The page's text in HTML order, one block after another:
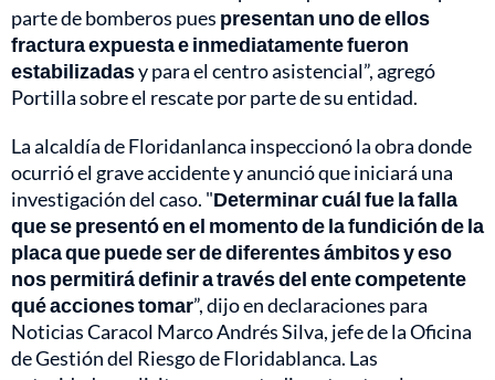
parte de bomberos pues presentan uno de ellos
fractura expuesta e inmediatamente fueron
estabilizadasy para el centro asistencial”, agregó
Portilla sobre el rescate por parte de su entidad.
La alcaldía de Floridanlanca inspeccionó la obra donde
ocurrió el grave accidente y anunció que iniciará una
investigación del caso. "Determinar cuál fue la falla
que se presentó en el momento de la fundición de la
placa que puede ser de diferentes ámbitos y eso
nos permitirá definir a través del ente competente
qué acciones tomar”, dijo en declaraciones para
Noticias Caracol Marco Andrés Silva, jefe de la Oficina
de Gestión del Riesgo de Floridablanca. Las